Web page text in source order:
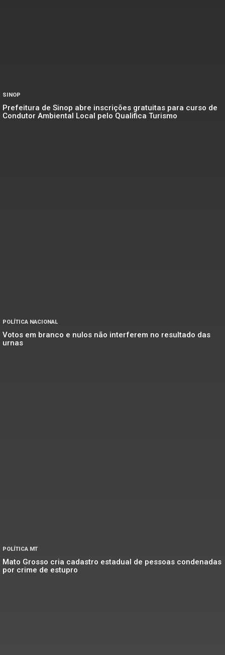
SINOP
Prefeitura de Sinop abre inscrições gratuitas para curso de
Condutor Ambiental Local pelo Qualifica Turismo
POLÍTICA NACIONAL
Votos em branco e nulos não interferem no resultado das
urnas
POLÍTICA MT
Mato Grosso cria cadastro estadual de pessoas condenadas
por crime de estupro